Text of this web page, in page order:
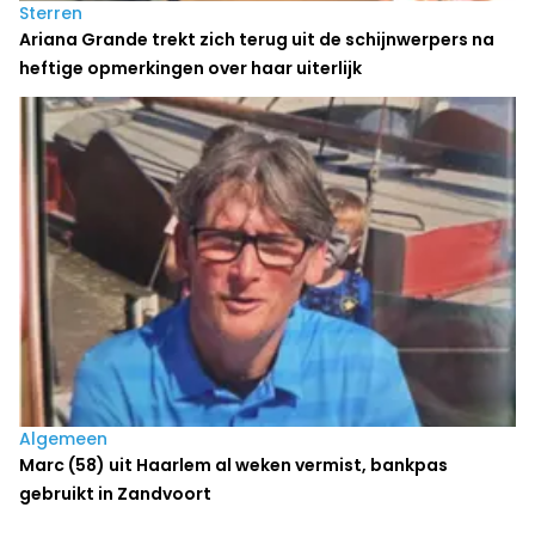
Sterren
Ariana Grande trekt zich terug uit de schijnwerpers na
heftige opmerkingen over haar uiterlijk
Algemeen
Marc (58) uit Haarlem al weken vermist, bankpas
gebruikt in Zandvoort